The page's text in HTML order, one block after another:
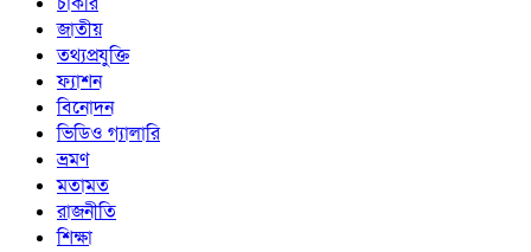
জাতীয়
তথ্যপ্রযুক্তি
ফ্যাশন
বিনোদন
ভিডিও গ্যালারি
ভ্রমণ
মতামত
রাজনীতি
শিক্ষা